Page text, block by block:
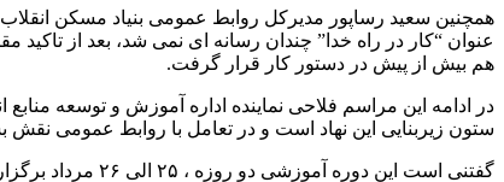
عنوان “کار در راه خدا” چندان رسانه ای نمی شد، بعد از
هم بیش از پیش در دستور کار قرار گرفت.
در ادامه این مراسم فلاحی نماینده اداره آموزش و توسعه
ستون زیربنایی این نهاد است و در تعامل با روابط عمومی
گفتنی است این دوره آموزشی دو روزه ، ۲۵ الی ۲۶ مرداد برگزار می شود.